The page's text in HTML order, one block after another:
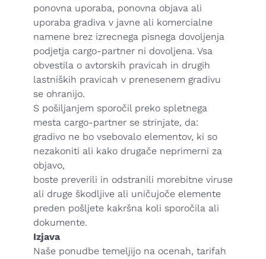
ponovna uporaba, ponovna objava ali
uporaba gradiva v javne ali komercialne
namene brez izrecnega pisnega dovoljenja
podjetja cargo-partner ni dovoljena. Vsa
obvestila o avtorskih pravicah in drugih
lastniških pravicah v prenesenem gradivu
se ohranijo.
S pošiljanjem sporočil preko spletnega
mesta cargo-partner se strinjate, da:
gradivo ne bo vsebovalo elementov, ki so
nezakoniti ali kako drugače neprimerni za
objavo,
boste preverili in odstranili morebitne viruse
ali druge škodljive ali uničujoče elemente
preden pošljete kakršna koli sporočila ali
dokumente.
Izjava
Naše ponudbe temeljijo na ocenah, tarifah